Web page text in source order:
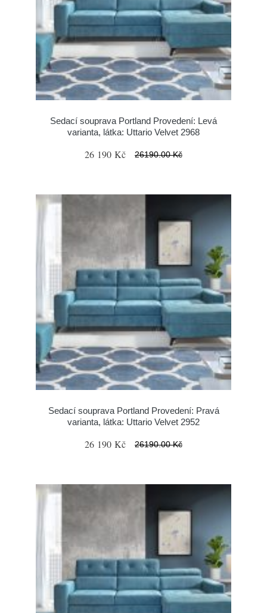
Sedací souprava Portland Provedení: Levá
varianta, látka: Uttario Velvet 2968
26 190 Kč 26190.00 Kč
Sedací souprava Portland Provedení: Pravá
varianta, látka: Uttario Velvet 2952
26 190 Kč 26190.00 Kč